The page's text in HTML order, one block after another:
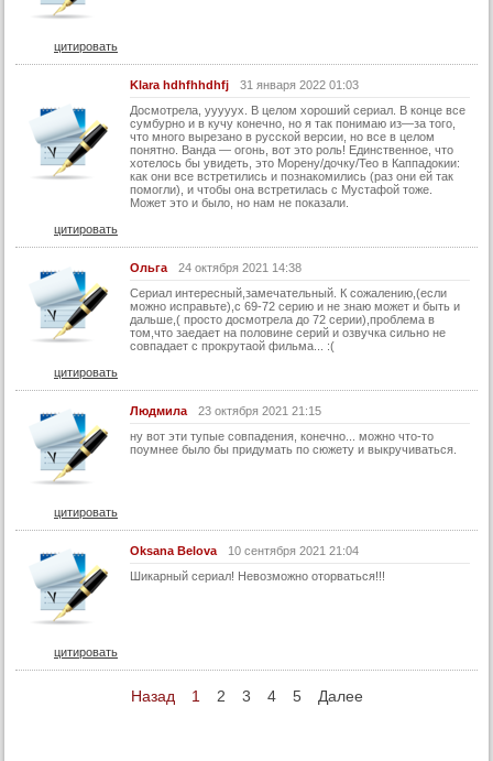
55 серия
56 серия
58 серия
59 серия
60 серия
62 серия
64 серия
65 серия
67 серия
68 серия
69 серия
70 серия
71 серия
73 серия
74 серия
цитировать
Klara hdhfhhdhfj
31 января 2022 01:03
Досмотрела, ууууух. В целом хороший сериал. В конце все
сумбурно и в кучу конечно, но я так понимаю из—за того,
что много вырезано в русской версии, но все в целом
понятно. Ванда — огонь, вот это роль! Единственное, что
хотелось бы увидеть, это Морену/дочку/Тео в Каппадокии:
как они все встретились и познакомились (раз они ей так
помогли), и чтобы она встретилась с Мустафой тоже.
Может это и было, но нам не показали.
цитировать
Ольга
24 октября 2021 14:38
Сериал интересный,замечательный. К сожалению,(если
можно исправьте),с 69-72 серию и не знаю может и быть и
дальше,( просто досмотрела до 72 серии),проблема в
том,что заедает на половине серий и озвучка сильно не
совпадает с прокрутаой фильма... :(
цитировать
Людмила
23 октября 2021 21:15
ну вот эти тупые совпадения, конечно... можно что-то
поумнее было бы придумать по сюжету и выкручиваться.
цитировать
Oksana Belova
10 сентября 2021 21:04
Шикарный сериал! Невозможно оторваться!!!
цитировать
Назад 1 2 3 4 5 Далее